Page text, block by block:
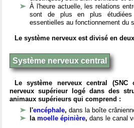
À l'heure actuelle, les relations
sont de plus en plus
essentielles au fonctionnement du
Le système nerveux est divisé en
Système nerveux central
Le système nerveux central
nerveux supérieur logé dans des
animaux supérieurs qui comprend :
l'encéphale, dans la boîte
la moelle épinière, dans le canal